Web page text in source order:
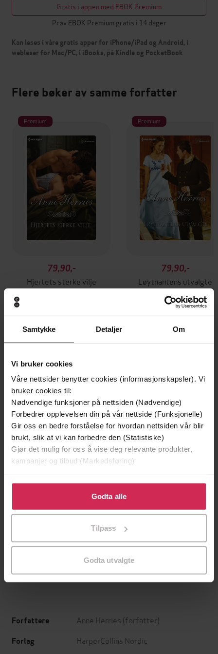
Samtykke Detaljer Om
Vi bruker cookies
Våre nettsider benytter cookies (informasjonskapsler). Vi
bruker cookies til:
Nødvendige funksjoner på nettsiden (Nødvendige)
Forbedrer opplevelsen din på vår nettside (Funksjonelle)
Gir oss en bedre forståelse for hvordan nettsiden vår blir
brukt, slik at vi kan forbedre den (Statistiske)
Gjør det mulig for oss å vise deg relevante produkter,
kampanjer og tilbud (Markedsføring)
Klikk på «Godta alle» for å gi oss ditt samtykke til å
bruke cookies for alle disse formålene. Du kan også
tilpasse ditt samtykke til spesifikke formål ved å klikke
Godta alle
Tilpass
Godta utvalgte
Gratis i appen med EBOK Premium
Prøv EBOK Premium gratis i 14 dager
Kan leses i våre gratis apper for iPhone/iPad og Android, i
webleser for Mac/PC, i iBooks, på Kindle og PocketBook
Flere bøker av samme forfatter
Premium
79,90,-
Hjertets sterke vilje
Premium
79,90,-
Løytnantens utvalgte
EBOK
Premium
En lykkelig familie
Stian Hjelvin Andersen
Første gang på tilbud
Mysteriet på Capri
Forfattere Anne Herries (forfatter)
Forlag HarperCollins Nordic